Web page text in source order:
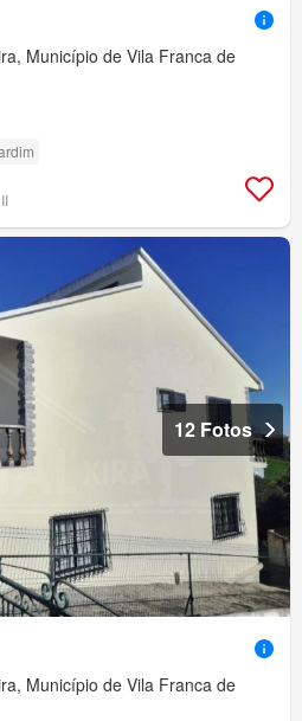
Município de Vila Franca de
12 Fotos
Município de Vila Franca de